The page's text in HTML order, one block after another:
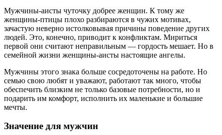
Мужчины-аисты чуточку добрее женщин. К тому же
женщины-птицы плохо разбираются в чужих мотивах,
зачастую неверно истолковывая причины поведение других
людей. Это, конечно, приводит к конфликтам. Мириться
первой они считают неправильным — гордость мешает. Но в
семейной жизни женщины-аисты настоящие ангелы.
Мужчины этого знака больше сосредоточены на работе. Но
семью свою любят и уважают, работают так много, чтобы
обеспечить близким не только базовые потребности, но и
подарить им комфорт, исполнить их маленькие и большие
мечты.
Значение для мужчин